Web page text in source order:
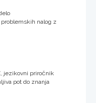
problemskih nalog z
jezikovni priročnik
pot do znanja